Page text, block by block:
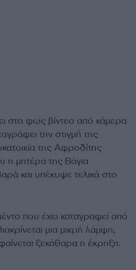
στο φως βίντεο από κάμερα
την στιγμή της
της Αφροδίτης
η μητέρα της Βάγια
και υπέκυψε τελικά στο
που έχει καταγραφεί από
μια μικρή λάμψη,
ξεκάθαρα η έκρηξη.